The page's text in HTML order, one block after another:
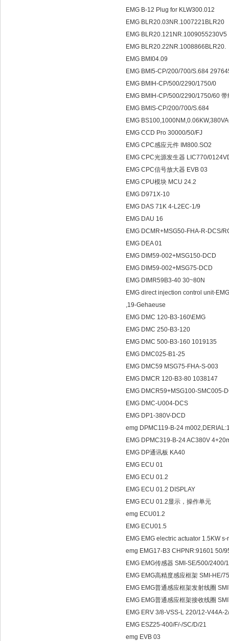
EMG B-12 Plug for KLW300.012
EMG BLR20.03NR.1007221BLR20
EMG BLR20.121NR.1009055230V5
EMG BLR20.22NR.1008866BLR20.
EMG BMI04.09
EMG BMI5-CP/200/700/S.684
EMG BMIH-CP/500/2290/1750/0
EMG BMIH-CP/500/2290/1750/60
EMG BMIS-CP/200/700/S.684
EMG
EMG CCD Pro 30000/50/FJ
EMG CPC感应元件 IM800.SO2
EMG CPC光源发生器 LIC770/
EMG CPC信号放大器 EVB 03
EMG CPU模块 MCU 24.2
EMG D971X-10
EMG DAS 71K 4-L2EC-1/9
EMG DAU 16
EMG DCMR+MSG50-FHA-R-DCS/
EMG DEA 01
EMG DIM59-002+MSG150-DCD
EMG DIM59-002+MSG75-DCD
EMG DIMR59B3-40 30~80N
EMG direct injection control unit-
,19-Gehaeuse
EMG DMC 120-B3-160\EMG
EMG DMC 250-B3-120
EMG DMC 500-B3-160 1019135
EMG DMC025-B1-25
EMG DMC59 MSG75-FHA-S-003
EMG DMCR 120-B3-80 1038147
EMG DMCR59+MSG100-SMC005-
EMG DMC-U004-DCS
EMG DP1-380V-DCD
emg DPMC119-B-24
EMG DPMC319-B-24 AC380V
EMG DP通讯板 KA40
EMG ECU 01
EMG ECU 01.2
EMG ECU 01.2 DISPLAY
EMG ECU 01.2显示，操作单元
emg ECU01.2
EMG ECU01.5
EMG EMG electric actuator 1.5KW
emg EMG17-B3 CHPNR:91601 50/
EMG EMG传感器 SMI-SE/500/
EMG EMG高精度感应框架 SMI-HE/
EMG EMG普通感应框架发射线圈
EMG EMG普通感应框架接收线圈
EMG ERV 3/8-VSS-L 220/12-V44A-
EMG ESZ25-400/F/-/SC/D/21
emg EVB 03